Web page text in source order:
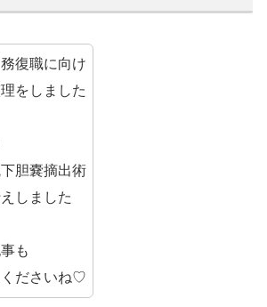
復職に向け
をしました
胆嚢摘出術
しました
も
くださいね♡